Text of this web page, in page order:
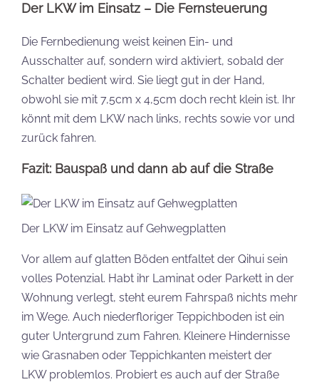
Der LKW im Einsatz – Die Fernsteuerung
Die Fernbedienung weist keinen Ein- und
Ausschalter auf, sondern wird aktiviert, sobald der
Schalter bedient wird. Sie liegt gut in der Hand,
obwohl sie mit 7,5cm x 4,5cm doch recht klein ist. Ihr
könnt mit dem LKW nach links, rechts sowie vor und
zurück fahren.
Fazit: Bauspaß und dann ab auf die Straße
Der LKW im Einsatz auf Gehwegplatten
Vor allem auf glatten Böden entfaltet der Qihui sein
volles Potenzial. Habt ihr Laminat oder Parkett in der
Wohnung verlegt, steht eurem Fahrspaß nichts mehr
im Wege. Auch niederfloriger Teppichboden ist ein
guter Untergrund zum Fahren. Kleinere Hindernisse
wie Grasnaben oder Teppichkanten meistert der
LKW problemlos. Probiert es auch auf der Straße